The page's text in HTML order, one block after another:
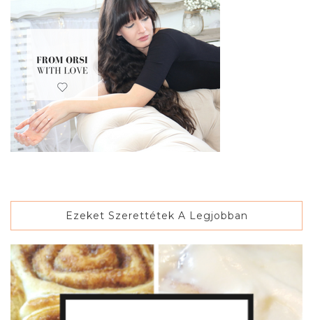
Ezeket Szerettétek A Legjobban